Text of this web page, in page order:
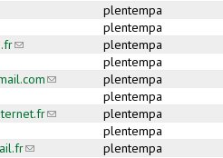
plentempa
plentempa
(link sends e-mail)plentempa
plentempa
(link sends e-mail)
plentempa
mail)
plentempa
(link sends e-mail)
plentempa
plentempa
(link sends e-mail)plentempa